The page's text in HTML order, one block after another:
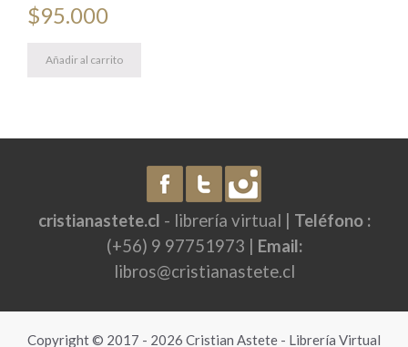
$95.000
Añadir al carrito
cristianastete.cl - librería virtual | Teléfono :
(+56) 9 97751973 | Email:
libros@cristianastete.cl
Copyright © 2017 - 2026 Cristian Astete - Librería Virtual